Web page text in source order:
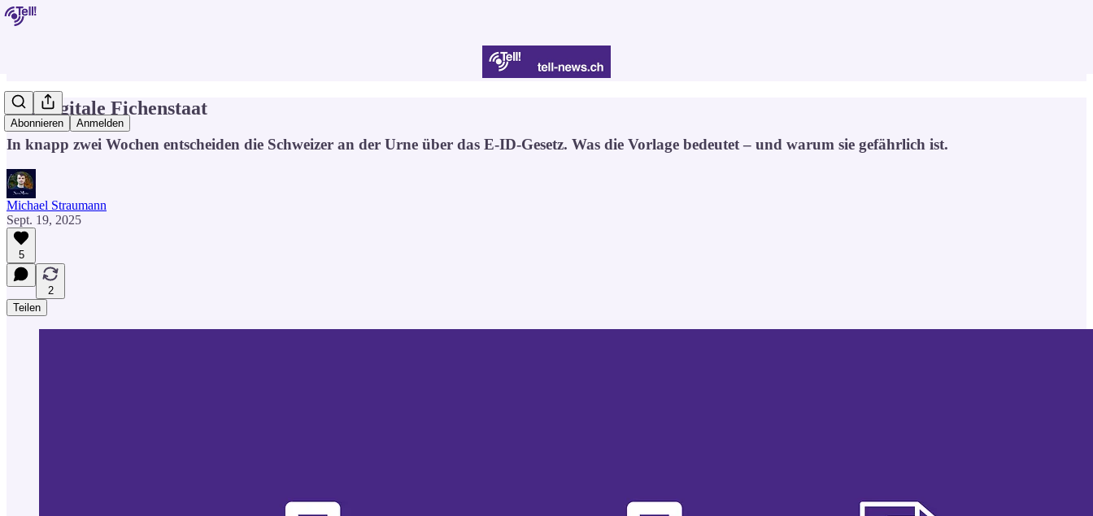
Abonnieren Anmelden
Der digitale Fichenstaat
In knapp zwei Wochen entscheiden die Schweizer an der Urne über das E-ID-Gesetz. Was die Vorlage bedeutet – und warum sie gefährlich ist.
Michael Straumann
Sept. 19, 2025
5
2
Teilen